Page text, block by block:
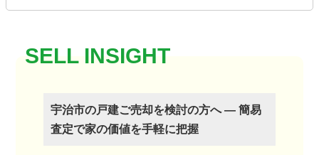
宇治市の戸建ご売却を検討の方へ ― 簡易
査定で家の価値を手軽に把握